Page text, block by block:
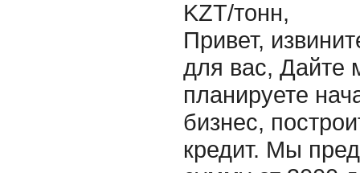
KZT/тонн,
Привет,
для вас, Дайте
планируете
бизнес,
кредит. Мы